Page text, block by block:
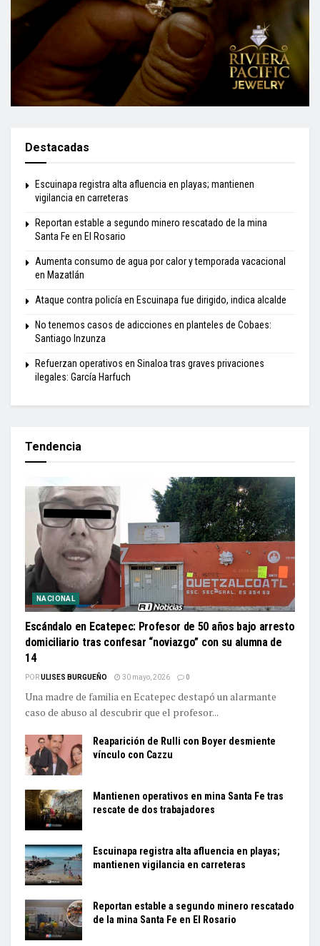
Destacadas
Escuinapa registra alta afluencia en playas; mantienen
vigilancia en carreteras
Reportan estable a segundo minero rescatado de la mina
Santa Fe en El Rosario
Aumenta consumo de agua por calor y temporada vacacional
en Mazatlán
Ataque contra policía en Escuinapa fue dirigido, indica alcalde
No tenemos casos de adicciones en planteles de Cobaes:
Santiago Inzunza
Refuerzan operativos en Sinaloa tras graves privaciones
ilegales: García Harfuch
Tendencia
NACIONAL
Escándalo en Ecatepec: Profesor de 50 años bajo arresto
domiciliario tras confesar “noviazgo” con su alumna de
14
PORULISES BURGUEÑO 30 mayo, 2026 0
Una madre de familia en Ecatepec destapó un alarmante
caso de abuso al descubrir que el profesor...
Reaparición de Rulli con Boyer desmiente
vínculo con Cazzu
Mantienen operativos en mina Santa Fe tras
rescate de dos trabajadores
Escuinapa registra alta afluencia en playas;
mantienen vigilancia en carreteras
Reportan estable a segundo minero rescatado
de la mina Santa Fe en El Rosario